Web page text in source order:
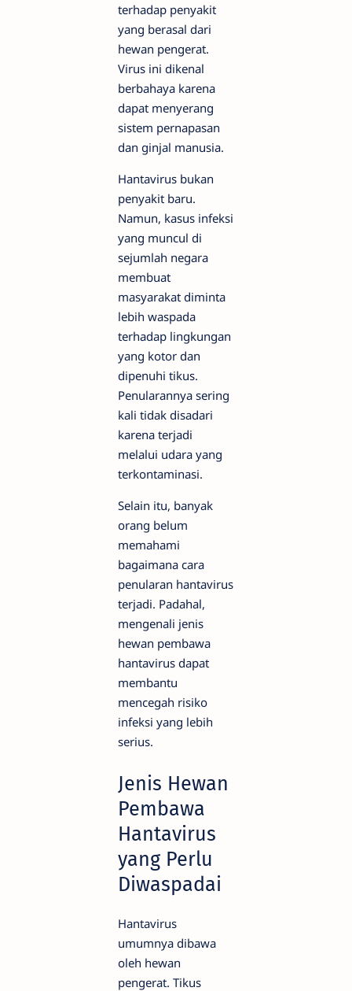
terhadap penyakit
yang berasal dari
hewan pengerat.
Virus ini dikenal
berbahaya karena
dapat menyerang
sistem pernapasan
dan ginjal manusia.
Hantavirus bukan
penyakit baru.
Namun, kasus infeksi
yang muncul di
sejumlah negara
membuat
masyarakat diminta
lebih waspada
terhadap lingkungan
yang kotor dan
dipenuhi tikus.
Penularannya sering
kali tidak disadari
karena terjadi
melalui udara yang
terkontaminasi.
Selain itu, banyak
orang belum
memahami
bagaimana cara
penularan hantavirus
terjadi. Padahal,
mengenali jenis
hewan pembawa
hantavirus dapat
membantu
mencegah risiko
infeksi yang lebih
serius.
Jenis Hewan
Pembawa
Hantavirus
yang Perlu
Diwaspadai
Hantavirus
umumnya dibawa
oleh hewan
pengerat. Tikus